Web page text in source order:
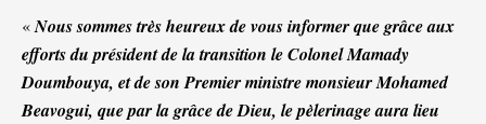
«Nous sommes très heureux de vous informer que grâce aux
efforts du président de la transition le Colonel Mamady
Doumbouya, et de son Premier ministre monsieur Mohamed
Beavogui, que par la grâce de Dieu, le pèlerinage aura lieu